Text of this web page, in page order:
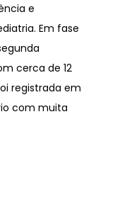
e
Em fase
cerca de 12
registrada em
com muita